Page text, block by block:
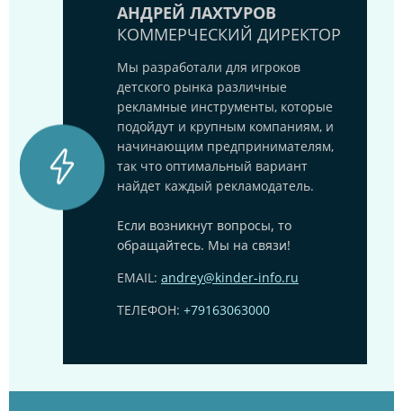
АНДРЕЙ ЛАХТУРОВ
КОММЕРЧЕСКИЙ ДИРЕКТОР
Мы разработали для игроков
детского рынка различные
рекламные инструменты, которые
подойдут и крупным компаниям, и
начинающим предпринимателям,
так что оптимальный вариант
найдет каждый рекламодатель.
Если возникнут вопросы, то
обращайтесь. Мы на связи!
EMAIL: andrey@kinder-info.ru
ТЕЛЕФОН: +79163063000